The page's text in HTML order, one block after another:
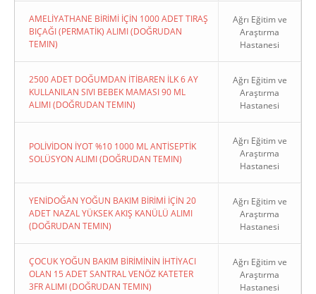
AMELİYATHANE BİRİMİ İÇİN 1000 ADET TIRAŞ
BIÇAĞI (PERMATİK) ALIMI (DOĞRUDAN
TEMIN)
Ağrı Eğitim ve
Araştırma
Hastanesi
2500 ADET DOĞUMDAN İTİBAREN İLK 6 AY
KULLANILAN SIVI BEBEK MAMASI 90 ML
ALIMI (DOĞRUDAN TEMIN)
Ağrı Eğitim ve
Araştırma
Hastanesi
POLİVİDON İYOT %10 1000 ML ANTİSEPTİK
SOLÜSYON ALIMI (DOĞRUDAN TEMIN)
Ağrı Eğitim ve
Araştırma
Hastanesi
YENİDOĞAN YOĞUN BAKIM BİRİMİ İÇİN 20
ADET NAZAL YÜKSEK AKIŞ KANÜLÜ ALIMI
(DOĞRUDAN TEMIN)
Ağrı Eğitim ve
Araştırma
Hastanesi
ÇOCUK YOĞUN BAKIM BİRİMİNİN İHTİYACI
OLAN 15 ADET SANTRAL VENÖZ KATETER
3FR ALIMI (DOĞRUDAN TEMIN)
Ağrı Eğitim ve
Araştırma
Hastanesi